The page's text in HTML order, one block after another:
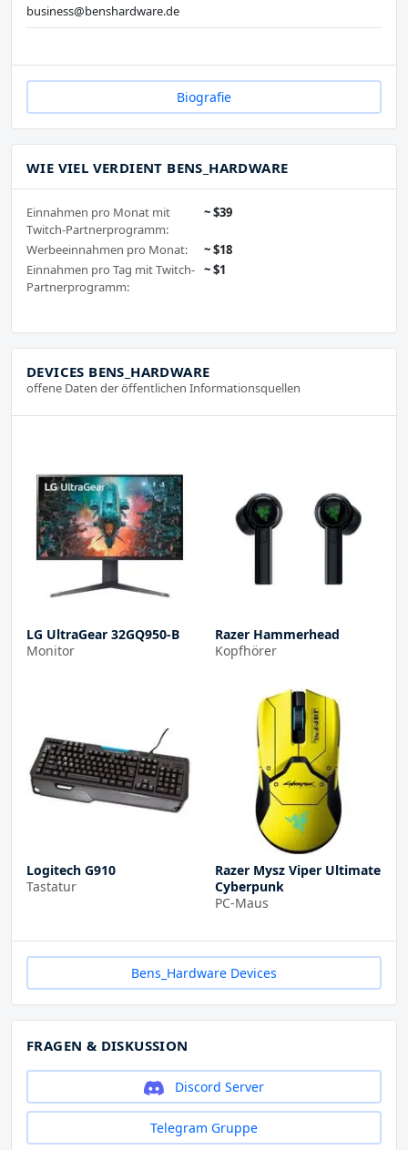
business@benshardware.de
Biografie
WIE VIEL VERDIENT BENS_HARDWARE
Einnahmen pro Monat mit
Twitch-Partnerprogramm:
~ $39
Werbeeinnahmen pro Monat:
~ $18
Einnahmen pro Tag mit Twitch-
Partnerprogramm:
~ $1
DEVICES BENS_HARDWARE
offene Daten der öffentlichen Informationsquellen
LG UltraGear 32GQ950-B
Monitor
Razer Hammerhead
Kopfhörer
Logitech G910
Tastatur
Razer Mysz Viper Ultimate
Cyberpunk
PC-Maus
Bens_Hardware Devices
FRAGEN & DISKUSSION
Discord Server
Telegram Gruppe